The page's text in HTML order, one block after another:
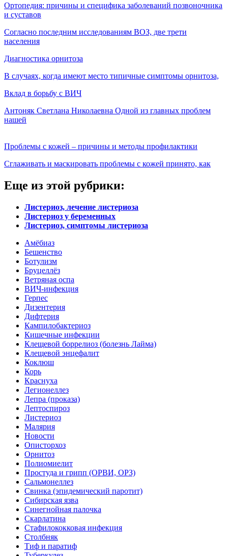
Ортопедия: причины и специфика заболеваний позвоночника
и суставов
Согласно последним исследованиям ВОЗ, две трети
населения
Диагностика орнитоза
В случаях, когда имеют место типичные симптомы орнитоза,
Вклад в борьбу с ВИЧ
Антоняк Светлана Николаевна Одной из главных проблем
нашей
Проблемы с кожей – причины и методы профилактики
Сглаживать и маскировать проблемы с кожей принято, как
Еще из этой рубрики:
Листериоз, лечение листериоза
Листериоз у беременных
Листериоз, симптомы листериоза
Амёбиаз
Бешенство
Ботулизм
Бруцеллёз
Ветряная оспа
ВИЧ-инфекция
Герпес
Дизентерия
Дифтерия
Кампилобактериоз
Кишечные инфекции
Клещевой боррелиоз (болезнь Лайма)
Клещевой энцефалит
Коклюш
Корь
Краснуха
Легионеллез
Лепра (проказа)
Лептоспироз
Листериоз
Малярия
Новости
Описторхоз
Орнитоз
Полиомиелит
Простуда и грипп (ОРВИ, ОРЗ)
Сальмонеллез
Свинка (эпидемический паротит)
Сибирская язва
Синегнойная палочка
Скарлатина
Стафилококковая инфекция
Столбняк
Тиф и паратиф